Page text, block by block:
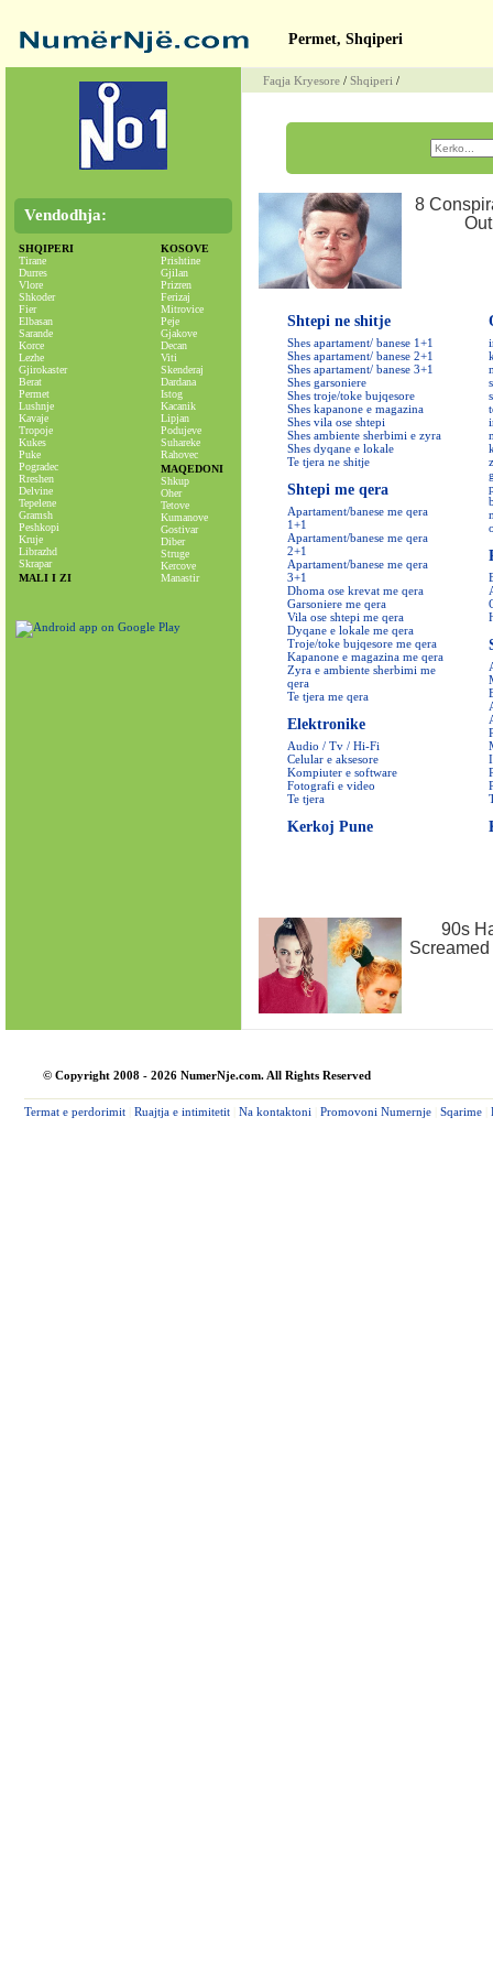
Permet, Shqiperi
Vendodhja:
SHQIPERI
Tirane
Durres
Vlore
Shkoder
Fier
Elbasan
Sarande
Korce
Lezhe
Gjirokaster
Berat
Permet
Lushnje
Kavaje
Tropoje
Kukes
Puke
Pogradec
Rreshen
Delvine
Tepelene
Gramsh
Peshkopi
Kruje
Librazhd
Skrapar
MALI I ZI
KOSOVE
Prishtine
Gjilan
Prizren
Ferizaj
Mitrovice
Peje
Gjakove
Decan
Viti
Skenderaj
Dardana
Istog
Kacanik
Lipjan
Podujeve
Suhareke
Rahovec
MAQEDONI
Shkup
Oher
Tetove
Kumanove
Gostivar
Diber
Struge
Kercove
Manastir
Faqja Kryesore / Shqiperi /
Shtepi ne shitje
Shes apartament/ banese 1+1
Shes apartament/ banese 2+1
Shes apartament/ banese 3+1
Shes garsoniere
Shes troje/toke bujqesore
Shes kapanone e magazina
Shes vila ose shtepi
Shes ambiente sherbimi e zyra
Shes dyqane e lokale
Te tjera ne shitje
Shtepi me qera
Apartament/banese me qera
1+1
Apartament/banese me qera
2+1
Apartament/banese me qera
3+1
Dhoma ose krevat me qera
Garsoniere me qera
Vila ose shtepi me qera
Dyqane e lokale me qera
Troje/toke bujqesore me qera
Kapanone e magazina me qera
Zyra e ambiente sherbimi me
qera
Te tjera me qera
Elektronike
Audio / Tv / Hi-Fi
Celular e aksesore
Kompiuter e software
Fotografi e video
Te tjera
Kerkoj Pune
© Copyright 2008 - 2026 NumerNje.com. All Rights Reserved
Termat e perdorimit Ruajtja e intimitetit Na kontaktoni Promovoni Numernje Sqarime